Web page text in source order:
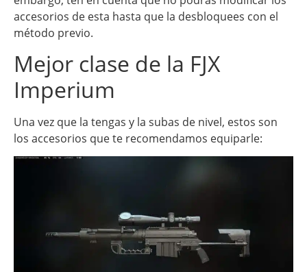
accesorios de esta hasta que la desbloquees con el
método previo.
Mejor clase de la FJX
Imperium
Una vez que la tengas y la subas de nivel, estos son
los accesorios que te recomendamos equiparle: